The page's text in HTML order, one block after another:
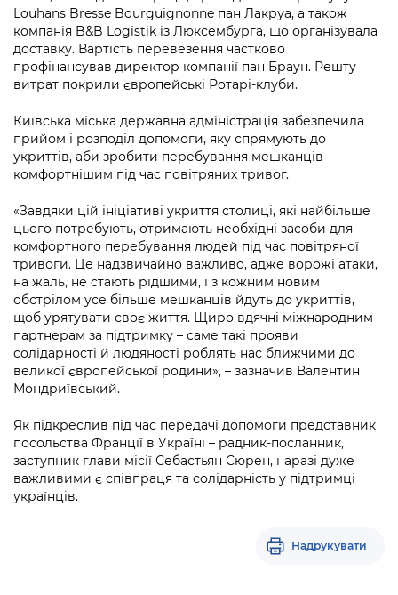
Підприємства, установи, організації
Kyiv International Relations
Річні звіти
Гендерна політика
Безбар'єрність
Портал Захисників та Захисниць
Безбар'єрність
Міський застосунок Київ Цифровий
Важливе під час воєнного стану
Уряд» – місцевий рівень»
Важливе під час воєнного стану
Про відкриті дані
Портал даних Києва
Публічні дашборди
Louhans Bresse Bourguignonne пан Лакруа, а також
компанія B&B Logistik із Люксембурга, що організувала
доставку. Вартість перевезення частково
профінансував директор компанії пан Браун. Решту
витрат покрили європейські Ротарі-клуби.
Київська міська державна адміністрація забезпечила
прийом і розподіл допомоги, яку спрямують до
укриттів, аби зробити перебування мешканців
комфортнішим під час повітряних тривог.
«Завдяки цій ініціативі укриття столиці, які найбільше
цього потребують, отримають необхідні засоби для
комфортного перебування людей під час повітряної
тривоги. Це надзвичайно важливо, адже ворожі атаки,
на жаль, не стають рідшими, і з кожним новим
обстрілом усе більше мешканців йдуть до укриттів,
щоб урятувати своє життя. Щиро вдячні міжнародним
партнерам за підтримку – саме такі прояви
солідарності й людяності роблять нас ближчими до
великої європейської родини», – зазначив Валентин
Мондриївський.
Як підкреслив під час передачі допомоги представник
посольства Франції в Україні – радник-посланник,
заступник глави місії Себастьян Сюрен, наразі дуже
важливими є співпраця та солідарність у підтримці
українців.
Надрукувати